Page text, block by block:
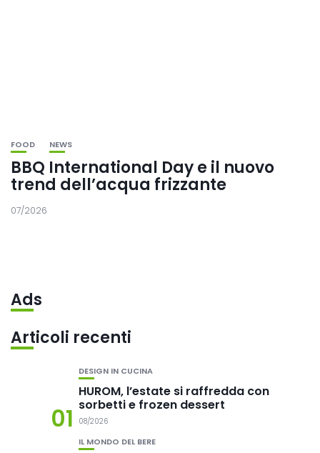
FOOD NEWS
BBQ International Day e il nuovo
trend dell’acqua frizzante
07/2026
Ads
Articoli recenti
01
DESIGN IN CUCINA
HUROM, l’estate si raffredda con
sorbetti e frozen dessert
08/2026
IL MONDO DEL BERE